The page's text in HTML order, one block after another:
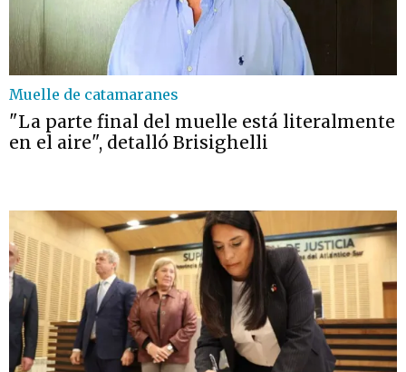
Muelle de catamaranes
"La parte final del muelle está literalmente
en el aire", detalló Brisighelli